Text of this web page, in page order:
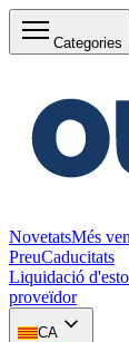
Categories
NovetatsMés
PreuCaducitats
Liquidació
proveïdor
CA